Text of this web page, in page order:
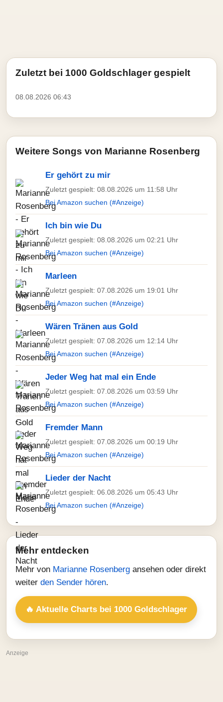
Zuletzt bei 1000 Goldschlager gespielt
08.08.2026 06:43
Weitere Songs von Marianne Rosenberg
Er gehört zu mir
Zuletzt gespielt: 08.08.2026 um 11:58 Uhr
Bei Amazon suchen (#Anzeige)
Ich bin wie Du
Zuletzt gespielt: 08.08.2026 um 02:21 Uhr
Bei Amazon suchen (#Anzeige)
Marleen
Zuletzt gespielt: 07.08.2026 um 19:01 Uhr
Bei Amazon suchen (#Anzeige)
Wären Tränen aus Gold
Zuletzt gespielt: 07.08.2026 um 12:14 Uhr
Bei Amazon suchen (#Anzeige)
Jeder Weg hat mal ein Ende
Zuletzt gespielt: 07.08.2026 um 03:59 Uhr
Bei Amazon suchen (#Anzeige)
Fremder Mann
Zuletzt gespielt: 07.08.2026 um 00:19 Uhr
Bei Amazon suchen (#Anzeige)
Lieder der Nacht
Zuletzt gespielt: 06.08.2026 um 05:43 Uhr
Bei Amazon suchen (#Anzeige)
Mehr entdecken
Mehr von Marianne Rosenberg ansehen oder direkt
weiter den Sender hören.
🔥 Aktuelle Charts bei 1000 Goldschlager
Anzeige